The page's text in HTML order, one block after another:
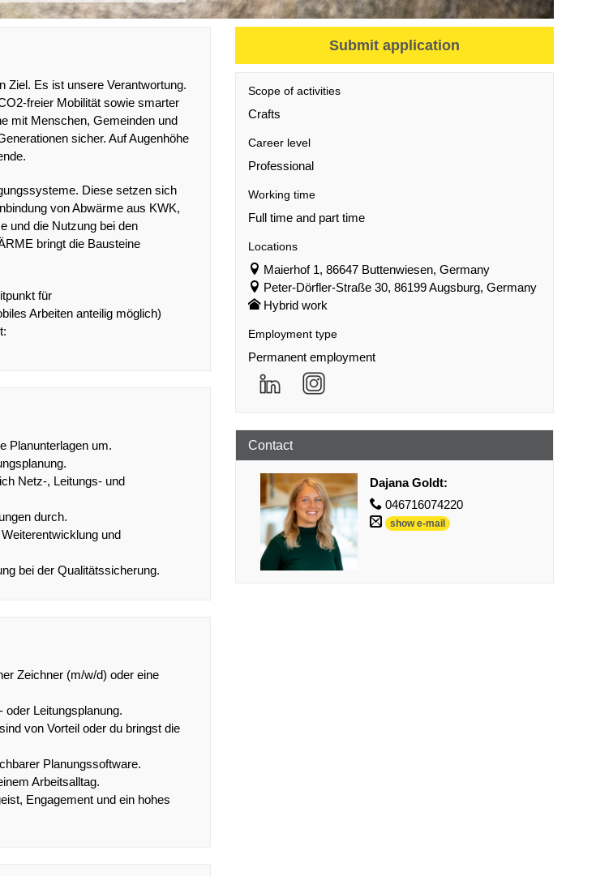
Ziel. Es ist unsere Verantwortung.
freier Mobilität sowie smarter
mit Menschen, Gemeinden und
sicher. Auf Augenhöhe
Diese setzen sich
von Abwärme aus KWK,
und die Nutzung bei den
bringt die Bausteine
für
Arbeiten anteilig möglich)
Planunterlagen um.
Netz-, Leitungs- und
durch.
und
bei der Qualitätssicherung.
Zeichner (m/w/d) oder eine
Leitungsplanung.
von Vorteil oder du bringst die
Planungssoftware.
Arbeitsalltag.
Engagement und ein hohes
Submit application
Scope of activities
Crafts
Career level
Professional
Working time
Full time and part time
Locations
Maierhof 1, 86647 Buttenwiesen, Germany
Peter-Dörfler-Straße 30, 86199 Augsburg, Germany
Hybrid work
Employment type
Permanent employment
Contact
Dajana Goldt:
046716074220
show e-mail